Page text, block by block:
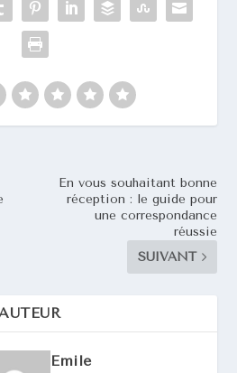
En vous souhaitant bonne
réception : le guide pour
une correspondance
réussie
SUIVANT
Emile